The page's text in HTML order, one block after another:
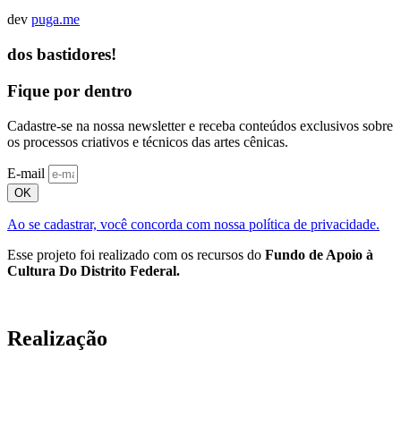
dev puga.me
dos bastidores!
Fique por dentro
Cadastre-se na nossa newsletter e receba conteúdos exclusivos sobre
os processos criativos e técnicos das artes cênicas.
E-mail
OK
Ao se cadastrar, você concorda com nossa política de privacidade.
Esse projeto foi realizado com os recursos do Fundo de Apoio à
Cultura Do Distrito Federal.
Realização